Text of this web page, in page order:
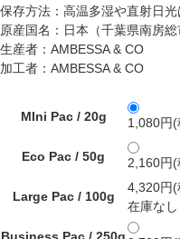
保存方法：高温多湿や直射日
原産国名：日本（千葉県南房総
生産者：AMBESSA & CO
加工者：AMBESSA & CO
MIni Pac / 20g 1,080円
Eco Pac / 50g 2,160円
Large Pac / 100g
4,320円(
在庫なし